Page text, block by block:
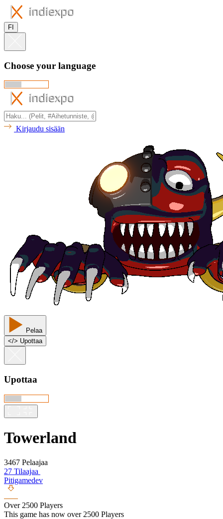
FI
Choose your language
Kirjaudu sisään
Pelaa
</> Upottaa
Upottaa
Towerland
3467 Pelaajaa
27 Tilaajaa
Pitigamedev
Over 2500 Players
This game has now over 2500 Players